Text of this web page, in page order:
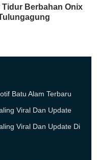
Tidur Berbahan Onix
Batu Alam Terbaru
Viral Dan Update
Viral Dan Update Di